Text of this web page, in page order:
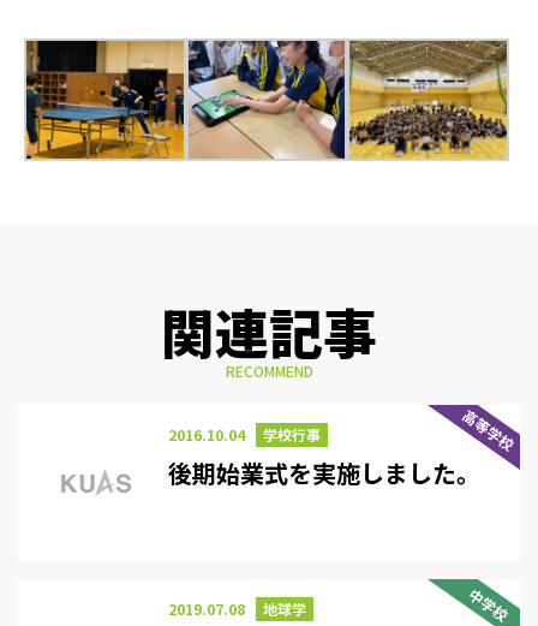
関連記事
RECOMMEND
高等学校
2016.10.04 学校行事
後期始業式を実施しました。
中学校
2019.07.08 地球学